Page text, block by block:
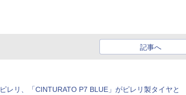
記事へ
ピレリ、「CINTURATO P7 BLUE」がピレリ製タイヤと